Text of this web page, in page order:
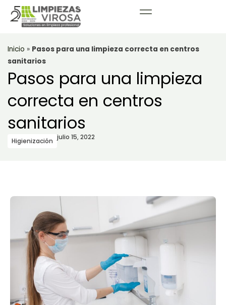
Inicio » Pasos para una limpieza correcta en centros
sanitarios
Pasos para una limpieza
correcta en centros
sanitarios
Higienización julio 15, 2022